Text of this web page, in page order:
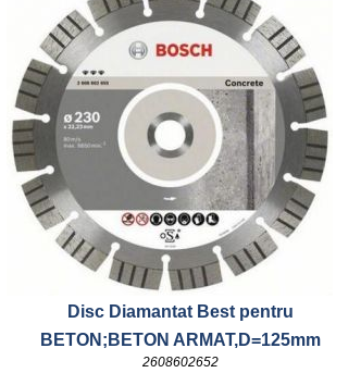
Disc Diamantat Best pentru
BETON;BETON ARMAT,D=125mm
2608602652